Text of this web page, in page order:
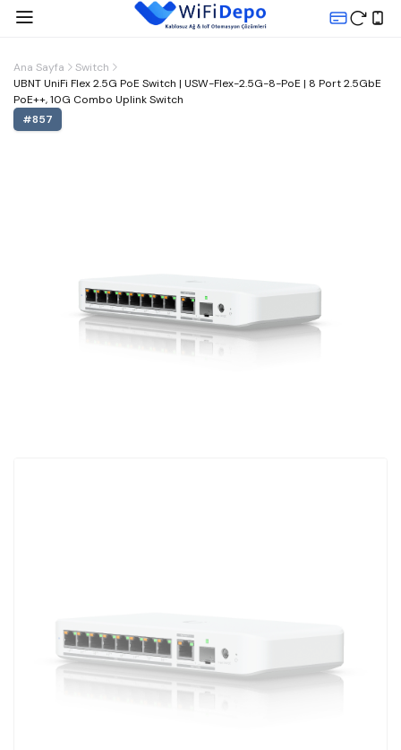
Ana Sayfa
Switch
UBNT UniFi Flex 2.5G PoE Switch | USW-Flex-2.5G-8-PoE | 8 Port 2.5GbE
PoE++, 10G Combo Uplink Switch
#857